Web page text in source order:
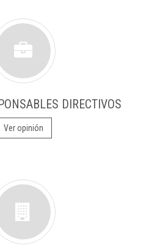
DIRECTIVOS
Ver opinión